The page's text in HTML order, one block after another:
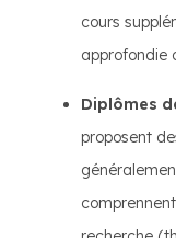
cours
approfondie
Diplômes
proposent